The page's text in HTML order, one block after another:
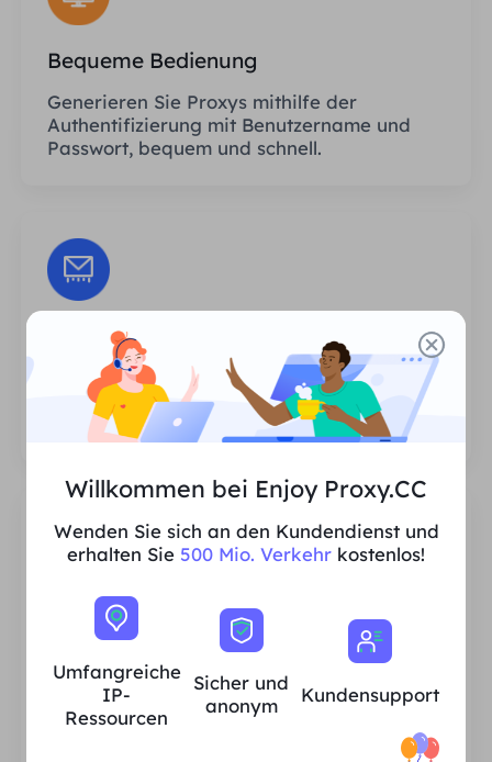
Bequeme Bedienung
Generieren Sie Proxys mithilfe der
Authentifizierung mit Benutzername und
Passwort, bequem und schnell.
Unbegrenzte Sitzungen
Es gibt keine Begrenzung hinsichtlich der
Anzahl der Nutzungen oder der
Aufrufhäufigkeit der Proxys.
Umfangreiche IP-Ressourcen für
Privathaushalte
Wir stellen sicher, dass unsere IP-Proxy-
Ressourcen stabil und zuverlässig sind, und
wir sind ständig bestrebt, den aktuellen
Willkommen bei Enjoy Proxy.CC
Wenden Sie sich an den Kundendienst und
erhalten Sie 500 Mio. Verkehr kostenlos!
Umfangreiche
IP-
Ressourcen
Sicher und
anonym
Kundensupport